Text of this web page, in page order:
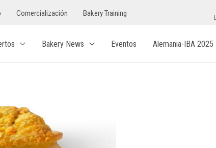
Comercialización Bakery Training
Bakery News Eventos Alemania-IBA 2025